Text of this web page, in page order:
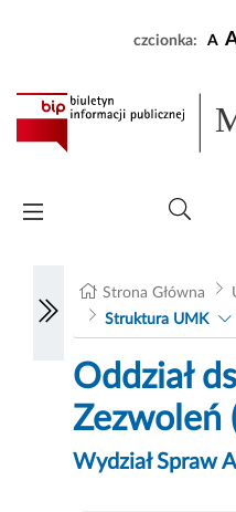
czcionka: A
Strona Główna
Struktura UMK
Oddział
Zezwoleń
Wydział Spraw